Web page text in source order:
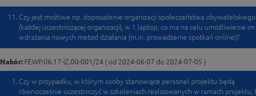
Czy jest możliwe np. doposażenie organizacji społeczeństwa obywatelskiego
(każdej uczestniczącej organizacji), w 1 laptop, co ma na celu umożliwienie im
wdrażania nowych metod działania (m.in. prowadzenie spotkań online)?
Nabór: FEWP.06.17-IZ.00-001/24 ( od 2024-06-07 do 2024-07-05 )
Czy w przypadku, w którym osoby stanowiące personel projektu będą
równocześnie uczestniczyć w szkoleniach realizowanych w ramach projektu,